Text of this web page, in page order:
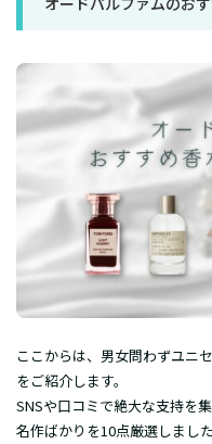
ここからは、男女問わずユニ
をご紹介します。
SNSや口コミで絶大な支持を
名作ばかりを10点厳選しました